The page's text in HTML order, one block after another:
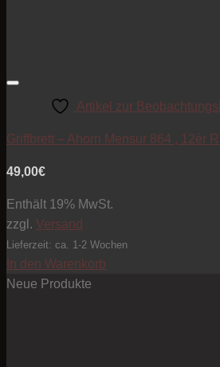
Artikel zur
Griffbrett – Ahorn Mensur 864 , 12ér
49,00€
Enthält 19% MwSt.
zzgl. Versand
Lieferzeit: ca. 1-2 Wochen
In den Warenkorb
Neue Produkte